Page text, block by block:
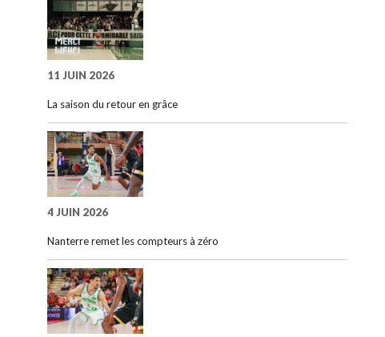
11 JUIN 2026
La saison du retour en grâce
4 JUIN 2026
Nanterre remet les compteurs à zéro